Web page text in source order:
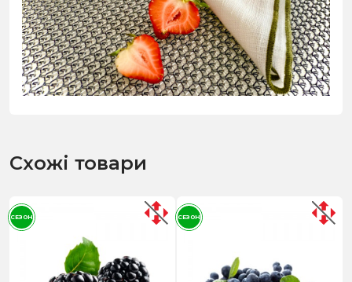
Схожі товари
СЕЗОН СЕЗОН